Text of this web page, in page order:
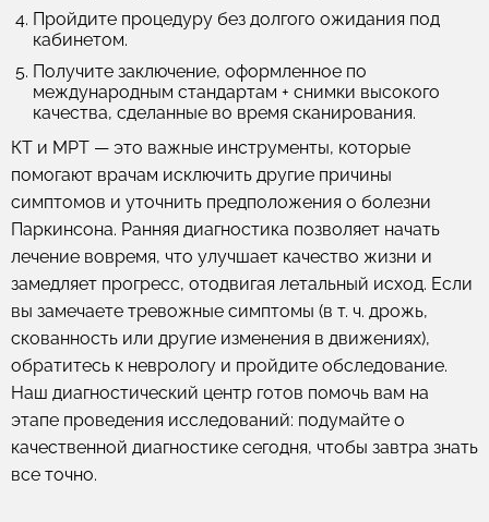
Пройдите процедуру без долгого ожидания под
кабинетом.
Получите заключение, оформленное по
международным стандартам + снимки высокого
качества, сделанные во время сканирования.
КТ и МРТ — это важные инструменты, которые
помогают врачам исключить другие причины
симптомов и уточнить предположения о болезни
Паркинсона. Ранняя диагностика позволяет начать
лечение вовремя, что улучшает качество жизни и
замедляет прогресс, отодвигая летальный исход. Если
вы замечаете тревожные симптомы (в т. ч. дрожь,
скованность или другие изменения в движениях),
обратитесь к неврологу и пройдите обследование.
Наш диагностический центр готов помочь вам на
этапе проведения исследований: подумайте о
качественной диагностике сегодня, чтобы завтра знать
все точно.